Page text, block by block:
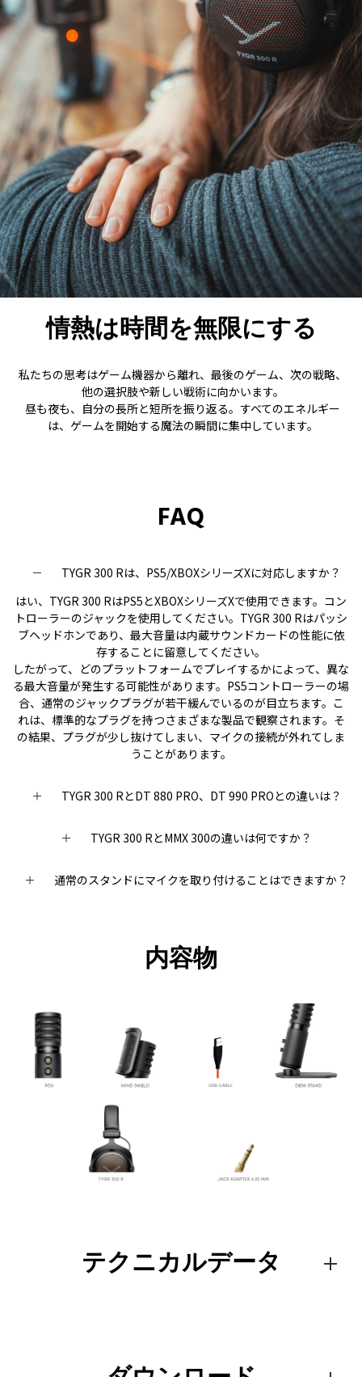
情熱は時間を無限にする
私たちの思考はゲーム機器から離れ、最後のゲーム、次の戦略、
他の選択肢や新しい戦術に向かいます。
昼も夜も、自分の長所と短所を振り返る。すべてのエネルギー
は、ゲームを開始する魔法の瞬間に集中しています。
FAQ
TYGR 300 Rは、PS5/XBOXシリーズXに対応しますか？
はい、TYGR 300 RはPS5とXBOXシリーズXで使用できます。コン
トローラーのジャックを使用してください。TYGR 300 Rはパッシ
ブヘッドホンであり、最大音量は内蔵サウンドカードの性能に依
存することに留意してください。
したがって、どのプラットフォームでプレイするかによって、異な
る最大音量が発生する可能性があります。PS5コントローラーの場
合、通常のジャックプラグが若干緩んでいるのが目立ちます。こ
れは、標準的なプラグを持つさまざまな製品で観察されます。そ
の結果、プラグが少し抜けてしまい、マイクの接続が外れてしま
うことがあります。
TYGR 300 RとDT 880 PRO、DT 990 PROとの違いは？
TYGR 300 RとMMX 300の違いは何ですか？
通常のスタンドにマイクを取り付けることはできますか？
内容物
テクニカルデータ